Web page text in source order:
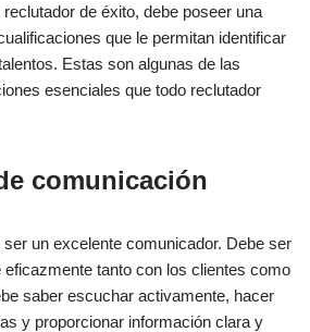
de éxito, debe poseer una
que le permitan identificar
Estas son algunas de las
esenciales que todo reclutador
comunicación
un excelente comunicador. Debe ser
tanto con los clientes como
saber escuchar activamente, hacer
y proporcionar información clara y